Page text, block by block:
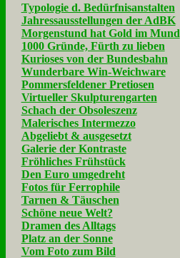
Typologie d. Bedürfnisanstalten
Jahressausstellungen der AdBK
Morgenstund hat Gold im Mund
1000 Gründe, Fürth zu lieben
Kurioses von der Bundesbahn
Wunderbare Win-Weichware
Pommersfeldener Pretiosen
Virtueller Skulpturengarten
Schach der Obsoleszenz
Malerisches Intermezzo
Abgeliebt & ausgesetzt
Galerie der Kontraste
Fröhliches Frühstück
Den Euro umgedreht
Fotos für Ferrophile
Tarnen & Täuschen
Schöne neue Welt?
Dramen des Alltags
Platz an der Sonne
Vom Foto zum Bild